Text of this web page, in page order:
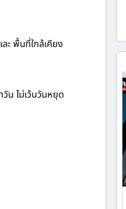
ะ พื้นที่ใกล้เคียง
วัน ไม่เว้นวันหยุด